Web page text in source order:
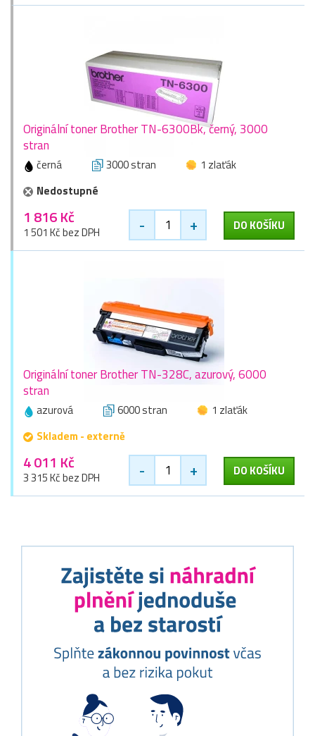
Originální toner Brother TN-6300Bk, černý, 3000
stran
černá 3000 stran
1 zlaťák
Nedostupné
1 816 Kč
1 501 Kč bez DPH - + DO KOŠÍKU
Originální toner Brother TN-328C, azurový, 6000
stran
azurová 6000 stran
1 zlaťák
Skladem - externě
4 011 Kč
3 315 Kč bez DPH - + DO KOŠÍKU